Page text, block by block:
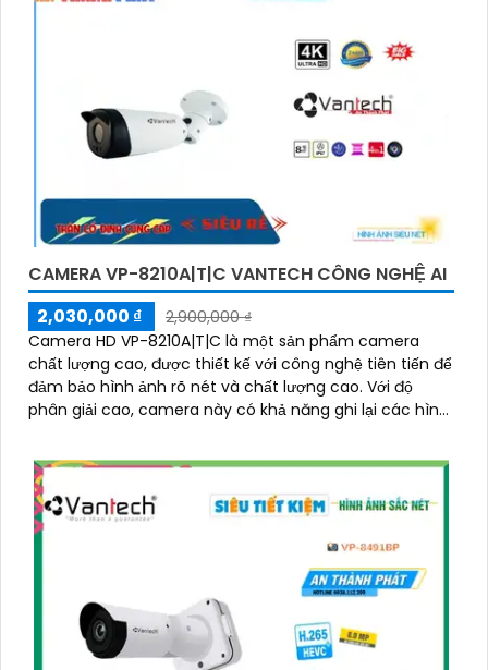
CAMERA VP-8210A|T|C VANTECH CÔNG NGHỆ AI
2,030,000 ₫
2,900,000 ₫
Camera HD VP-8210A|T|C là một sản phẩm camera
chất lượng cao, được thiết kế với công nghệ tiên tiến để
đảm bảo hình ảnh rõ nét và chất lượng cao. Với độ
phân giải cao, camera này có khả năng ghi lại các hình